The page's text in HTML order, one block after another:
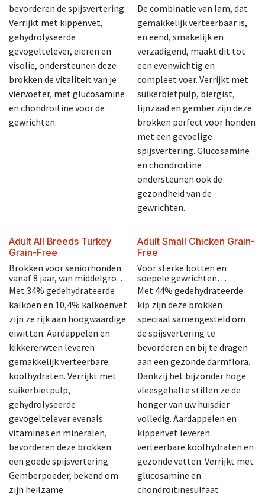
bevorderen de spijsvertering.
Verrijkt met kippenvet,
gehydrolyseerde
gevogeltelever, eieren en
visolie, ondersteunen deze
brokken de vitaliteit van je
viervoeter, met glucosamine
en chondroïtine voor de
gewrichten.
De combinatie van lam, dat
gemakkelijk verteerbaar is,
en eend, smakelijk en
verzadigend, maakt dit tot
een evenwichtig en
compleet voer. Verrijkt met
suikerbietpulp, biergist,
lijnzaad en gember zijn deze
brokken perfect voor honden
met een gevoelige
spijsvertering. Glucosamine
en chondroïtine
ondersteunen ook de
gezondheid van de
gewrichten.
Adult All Breeds Turkey
Grain-Free
Brokken voor seniorhonden
vanaf 8 jaar, van middelgrote
en grote rassen.
Met 34% gedehydrateerde
kalkoen en 10,4% kalkoenvet
zijn ze rijk aan hoogwaardige
eiwitten. Aardappelen en
kikkererwten leveren
gemakkelijk verteerbare
koolhydraten. Verrijkt met
suikerbietpulp,
gehydrolyseerde
gevogeltelever evenals
vitamines en mineralen,
bevorderen deze brokken
een goede spijsvertering.
Gemberpoeder, bekend om
zijn heilzame
Adult Small Chicken Grain-
Free
Voor sterke botten en
soepele gewrichten
Brokken voor volwassen
honden vanaf 12 maanden,
kleine rassen.
Met 44% gedehydrateerde
kip zijn deze brokken
speciaal samengesteld om
de spijsvertering te
bevorderen en bij te dragen
aan een gezonde darmflora.
Dankzij het bijzonder hoge
vleesgehalte stillen ze de
honger van uw huisdier
volledig. Aardappelen en
kippenvet leveren
verteerbare koolhydraten en
gezonde vetten. Verrijkt met
glucosamine en
chondroïtinesulfaat